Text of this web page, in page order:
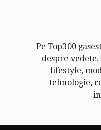
Pe Top300
despre
lifestyle,
tehnologie,